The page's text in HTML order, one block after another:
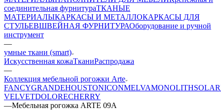
соединительная фурнитураТКАНЫЕ
МАТЕРИАЛЫКАРКАСЫ И МЕТАЛЛОКАРКАСЫ ДЛЯ
СТУЛЬЕВШВЕЙНАЯ ФУРНИТУРАОборудование и ручной
инструмент
—
умные ткани (smart)
Искусственная кожаТканиРаспродажа
—
Коллекция мебельной рогожки Arte
FANCYGRANDEHOUSTONICONMELVAMONOLITHSOLAR
VELVETDOLORECHERRY
—Мебельная рогожка ARTE 09A